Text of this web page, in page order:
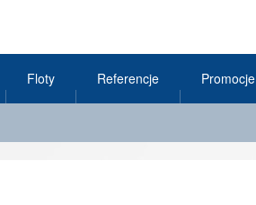
Floty Referencje Promocje